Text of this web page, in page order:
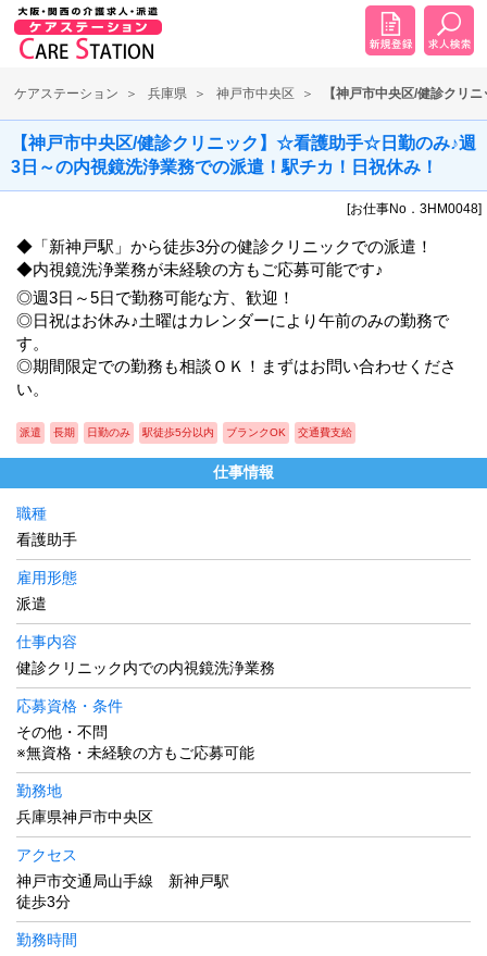
ケアステーション 兵庫県 神戸市中央区 【神戸市中央区/健診クリ
【神戸市中央区/健診クリニック】☆看護助手☆日勤のみ♪週
3日～の内視鏡洗浄業務での派遣！駅チカ！日祝休み！
[お仕事No．3HM0048]
◆「新神戸駅」から徒歩3分の健診クリニックでの派遣！
◆内視鏡洗浄業務が未経験の方もご応募可能です♪
◎週3日～5日で勤務可能な方、歓迎！
◎日祝はお休み♪土曜はカレンダーにより午前のみの勤務で
す。
◎期間限定での勤務も相談ＯＫ！まずはお問い合わせくださ
い。
派遣 長期 日勤のみ 駅徒歩5分以内 ブランクOK 交通費支給
仕事情報
職種
看護助手
雇用形態
派遣
仕事内容
健診クリニック内での内視鏡洗浄業務
応募資格・条件
その他・不問
※無資格・未経験の方もご応募可能
勤務地
兵庫県神戸市中央区
アクセス
神戸市交通局山手線 新神戸駅
徒歩3分
勤務時間